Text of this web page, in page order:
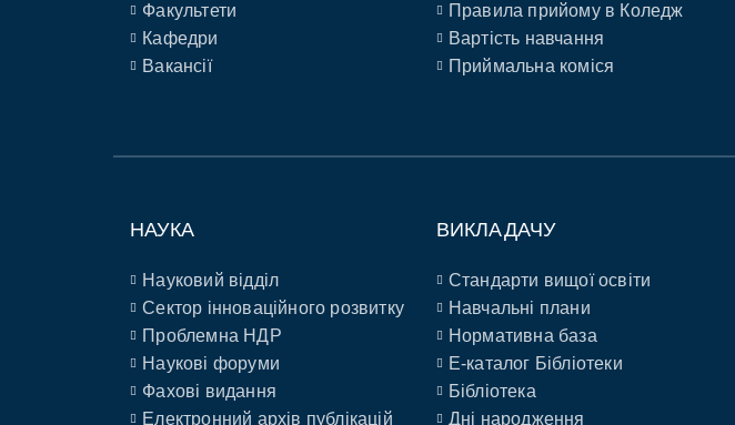
Факультети
Кафедри
Вакансії
Правила прийому в Коледж
Вартість навчання
Приймальна коміся
НАУКА
Науковий відділ
Сектор інноваційного розвитку
Проблемна НДР
Наукові форуми
Фахові видання
Електронний архів публікацій
ВИКЛАДАЧУ
Стандарти вищої освіти
Навчальні плани
Нормативна база
E-каталог Бібліотеки
Бібліотека
Дні народження